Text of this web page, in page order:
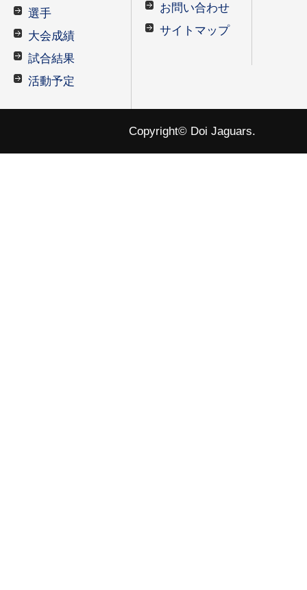
選手
大会成績
試合結果
活動予定
お問い合わせ
サイトマップ
Copyright© Doi Jaguars.